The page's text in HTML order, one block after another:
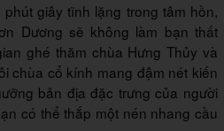
giây tĩnh lặng trong tâm hồn,
Dương sẽ không làm bạn thất
ghé thăm chùa Hưng Thủy và
chùa cổ kính mang đậm nét kiến
bản địa đặc trưng của người
có thể thắp một nén nhang cầu